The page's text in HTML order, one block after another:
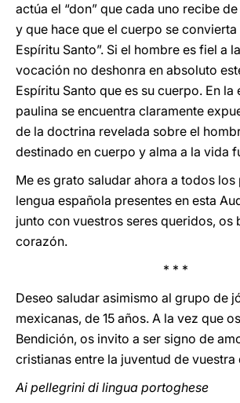
actúa el “don” que cada uno recibe
y que hace que el cuerpo se convierta
Espíritu Santo”. Si el hombre es fiel a
vocación no deshonra en absoluto
Espíritu Santo que es su cuerpo. En la
paulina se encuentra claramente
de la doctrina revelada sobre el
destinado en cuerpo y alma a la vida
Me es grato saludar ahora a todos
lengua española presentes en esta
junto con vuestros seres queridos, os
corazón.
* * *
Deseo saludar asimismo al grupo de
mexicanas, de 15 años. A la vez que
Bendición, os invito a ser signo de
cristianas entre la juventud de
Ai pellegrini di lingua portoghese